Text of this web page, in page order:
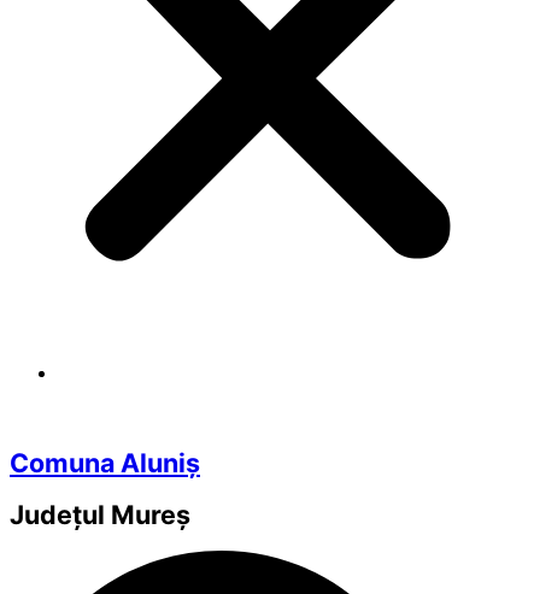
Comuna Aluniș
Județul Mureș